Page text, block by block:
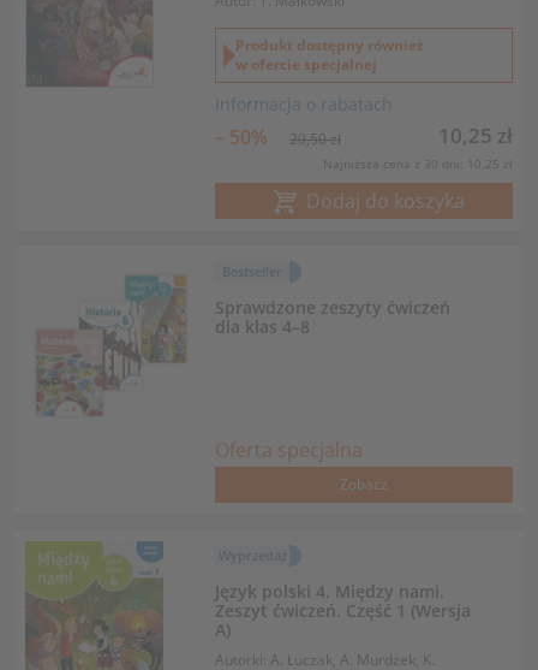
Produkt dostępny również
w ofercie specjalnej
– 50%
Informacja o rabatach
20,50 zł 10,25 zł
Najniższa cena z 30 dni: 10,25 zł
Dodaj do koszyka
Bestseller
Sprawdzone zeszyty ćwiczeń
dla klas 4–8
Oferta specjalna
Zobacz
Wyprzedaż
Język polski 4. Między nami.
Zeszyt ćwiczeń. Część 1 (Wersja
A)
Autorki: A. Łuczak, A. Murdzek, K.